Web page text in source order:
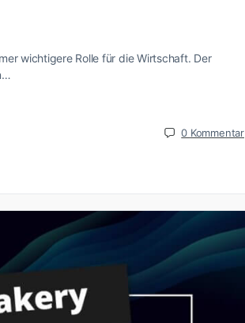
wichtigere Rolle für die Wirtschaft. Der
0 Kommentar